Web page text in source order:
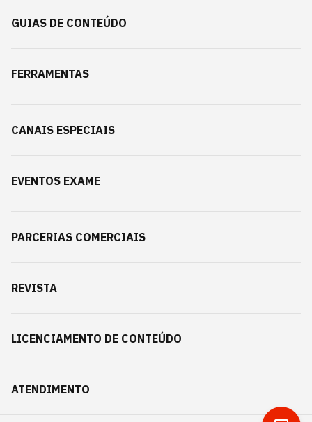
GUIAS DE CONTEÚDO
FERRAMENTAS
CANAIS ESPECIAIS
EVENTOS EXAME
PARCERIAS COMERCIAIS
REVISTA
LICENCIAMENTO DE CONTEÚDO
ATENDIMENTO